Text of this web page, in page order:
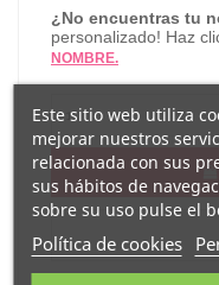
¿No encuentras tu
personalizado! Haz
NOMBRE.
Este sitio web utiliza
mejorar nuestros
relacionada con sus
sus hábitos de
sobre su uso pulse el
Política de cookies